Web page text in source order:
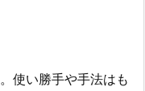
使い勝手や手法はも